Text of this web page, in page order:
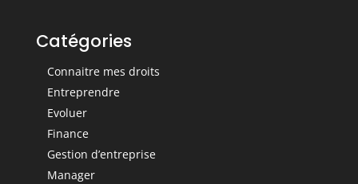
Catégories
Connaitre mes droits
Entreprendre
Evoluer
Finance
Gestion d’entreprise
Manager